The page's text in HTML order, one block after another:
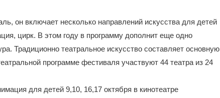
он включает несколько направлений искусства для детей
цирк. В этом году в программу дополнит еще одно
Традиционно театральное искусство составляет основную
программе фестиваля участвуют 44 театра из 24
для детей 9,10, 16,17 октября в кинотеатре